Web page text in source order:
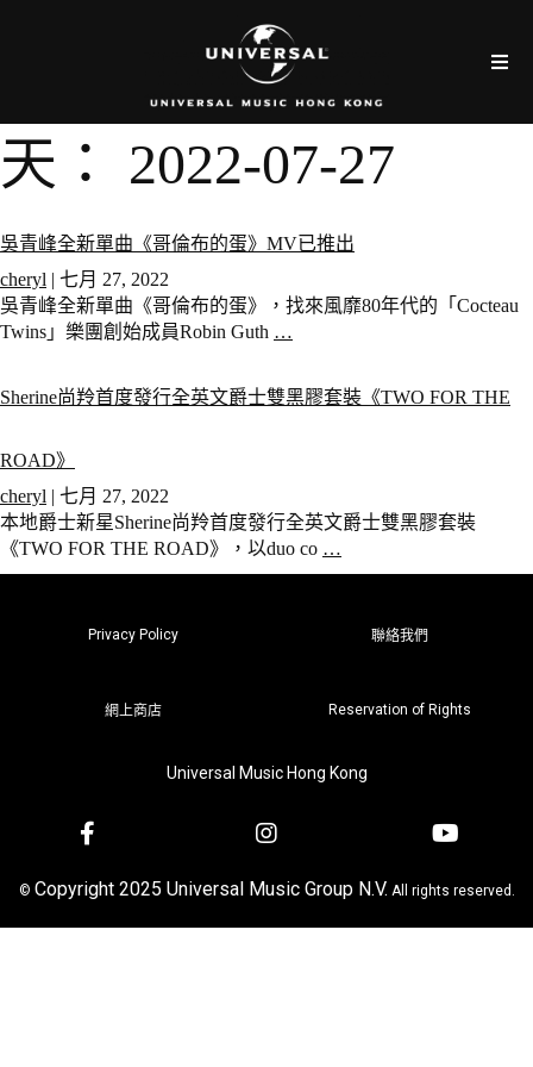
天： 2022-07-27
吳青峰全新單曲《哥倫布的蛋》MV已推出
cheryl | 七月 27, 2022
吳青峰全新單曲《哥倫布的蛋》，找來風靡80年代的「Cocteau
Twins」樂團創始成員Robin Guth …
Sherine尚羚首度發行全英文爵士雙黑膠套裝《TWO FOR THE
ROAD》
cheryl | 七月 27, 2022
本地爵士新星Sherine尚羚首度發行全英文爵士雙黑膠套裝
《TWO FOR THE ROAD》，以duo co …
Privacy Policy 聯絡我們
網上商店 Reservation of Rights
Universal Music Hong Kong
© Copyright 2025 Universal Music Group N.V. All rights reserved.